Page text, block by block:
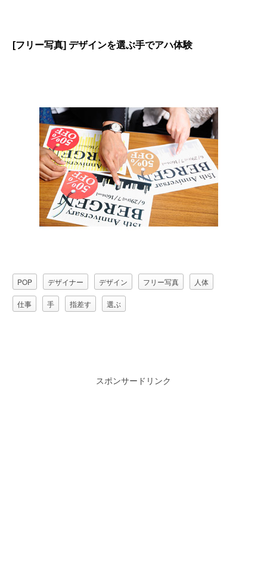
[フリー写真] デザインを選ぶ手でアハ体験
POP デザイナー デザイン フリー写真 人体
仕事 手 指差す 選ぶ
スポンサードリンク